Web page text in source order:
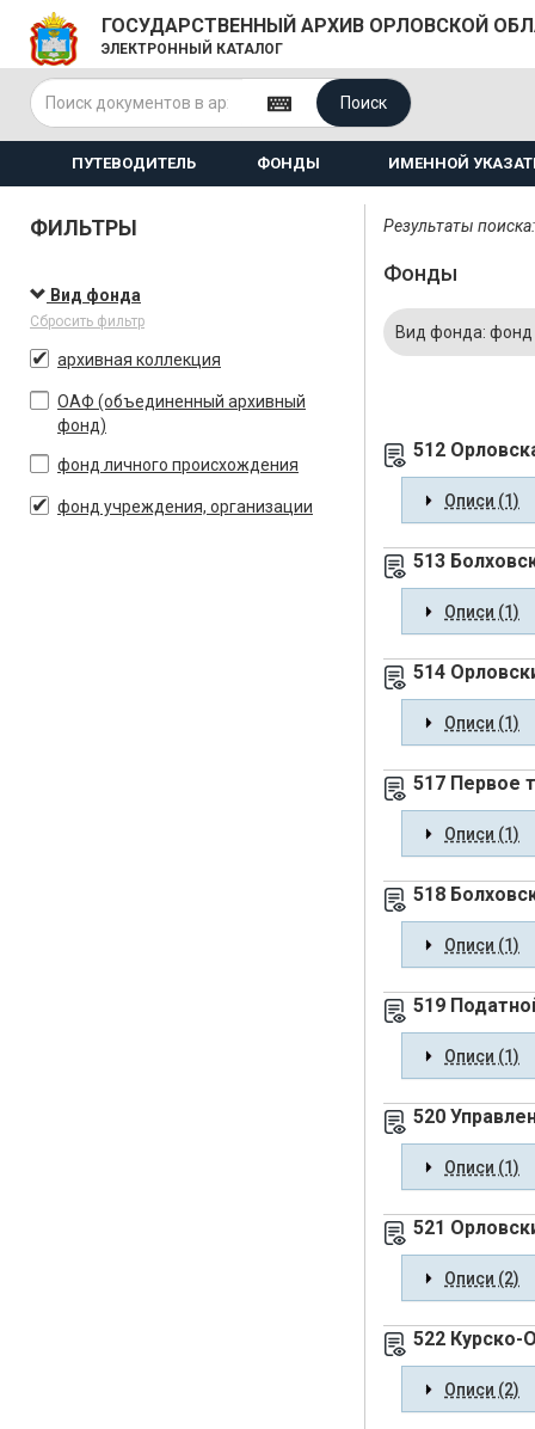
ГОСУДАРСТВЕННЫЙ АРХИВ ОРЛОВСКОЙ
ЭЛЕКТРОННЫЙ КАТАЛОГ
Поиск
ПУТЕВОДИТЕЛЬ ФОНДЫ ИМЕННОЙ
ФИЛЬТРЫ
Вид фонда
Сбросить фильтр
архивная коллекция
ОАФ (объединенный архивный
фонд)
фонд личного происхождения
фонд учреждения, организации
Результаты
Фонды
Вид фонда:
512
Описи (1)
513
Описи (1)
514
Описи (1)
517 Первое
Описи (1)
518
Описи (1)
519
Описи (1)
520
Описи (1)
521
Описи (2)
522 Курско-
Описи (2)